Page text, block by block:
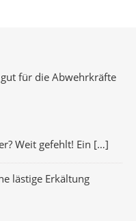
für die Abwehrkräfte
Weit gefehlt! Ein […]
lästige Erkältung